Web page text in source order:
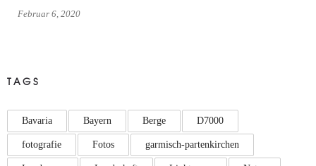
Februar 6, 2020
TAGS
Bavaria Bayern Berge D7000
fotografie Fotos garmisch-partenkirchen